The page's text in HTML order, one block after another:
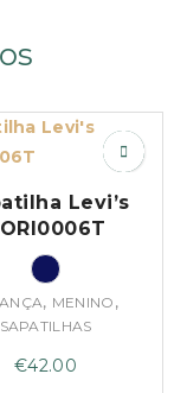
Levi’s
, MENINO ,
SAPATILHAS
€42.00